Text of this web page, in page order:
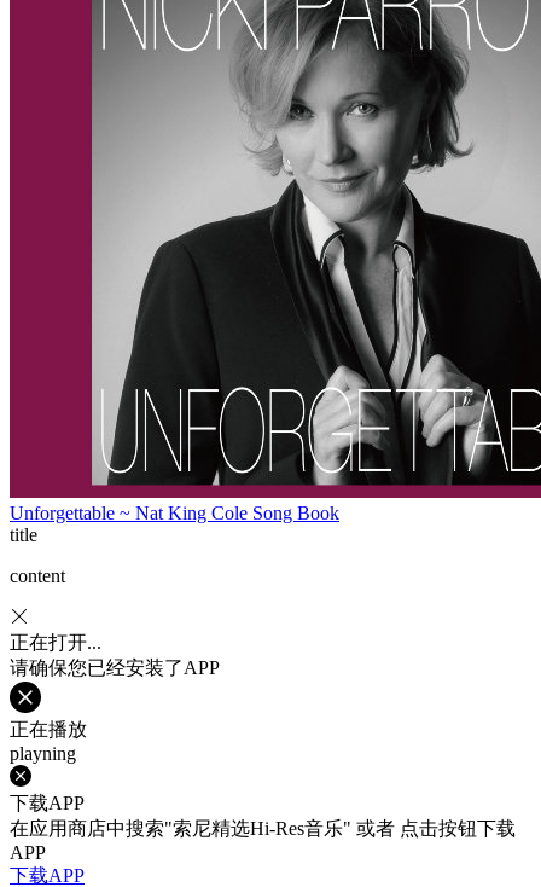
Unforgettable ~ Nat King Cole Song Book
title
content
正在打开...
请确保您已经安装了APP
正在播放
playning
下载APP
在应用商店中搜索"索尼精选Hi-Res音乐" 或者 点击按钮下载
APP
下载APP